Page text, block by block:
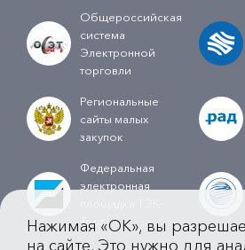
Общероссийская
система
Электронной
торговли
Региональные
сайты малых
закупок
Федеральная
электронная
Торг
Нажимая «OK», вы
на сайте. Это нужно для